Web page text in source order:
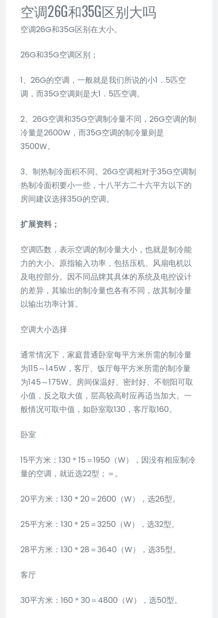
空调26G和35G区别大吗
空调26G和35G区别在大小。
26G和35G空调区别；
1、26G的空调，一般就是我们所说的小1．5匹空
调，而35G空调则是大1．5匹空调。
2、26G空调和35G空调制冷量不同，26G空调的制
冷量是2600W，而35G空调的制冷量则是
3500W。
3、制热制冷面积不同。26G空调相对于35G空调制
热制冷面积要小一些，十八平方二十六平方以下的
房间建议选择35G的空调。
扩展资料；
空调匹数，表示空调的制冷量大小，也就是制冷能
力的大小。原指输入功率，包括压机、风扇电机以
及电控部分。因不同品牌其具体的系统及电控设计
的差异，其输出的制冷量也各有不同，故其制冷量
以输出功率计算。
空调大小选择
通常情况下，家庭普通卧室每平方米所需的制冷量
为115～145W，客厅、饭厅每平方米所需的制冷量
为145～175W。房间保温好、密封好、不朝阳可取
小值，反之取大值，层高较高时应再适当加大。一
般情况可取中值，如卧室取130，客厅取160。
卧室
15平方米：130＊15＝1950（W），因没有相应制冷
量的空调，就近选22型；＝。
20平方米：130＊20＝2600（W），选26型。
25平方米：130＊25＝3250（W），选32型。
28平方米：130＊28＝3640（W），选35型。
客厅
30平方米：160＊30＝4800（W），选50型。